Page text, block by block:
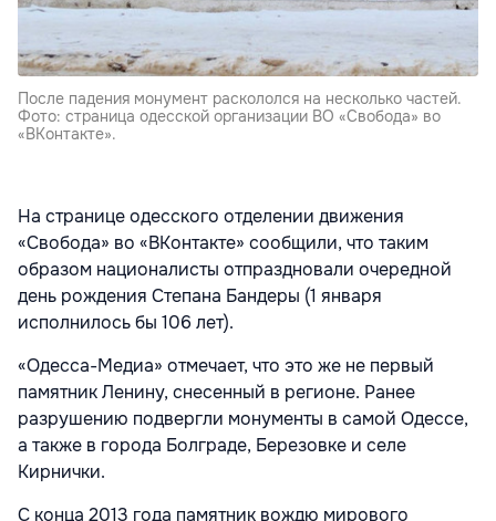
После падения монумент раскололся на несколько частей.
Фото: страница одесской организации ВО «Свобода» во
«ВКонтакте».
На странице одесского отделении движения
«Свобода» во «ВКонтакте» сообщили, что таким
образом националисты отпраздновали очередной
день рождения Степана Бандеры (1 января
исполнилось бы 106 лет).
«Одесса-Медиа» отмечает, что это же не первый
памятник Ленину, снесенный в регионе. Ранее
разрушению подвергли монументы в самой Одессе,
а также в города Болграде, Березовке и селе
Кирнички.
С конца 2013 года памятник вождю мирового